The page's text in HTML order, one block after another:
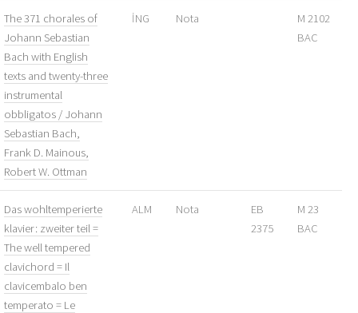
The 371 chorales of
Johann Sebastian
Bach with English
texts and twenty-three
instrumental
obbligatos / Johann
Sebastian Bach,
Frank D. Mainous,
Robert W. Ottman
İNG Nota
M 2102
BAC
Das wohltemperierte
klavier: zweiter teil =
The well tempered
clavichord = Il
clavicembalo ben
temperato = Le
ALM Nota
EB
2375
M 23
BAC